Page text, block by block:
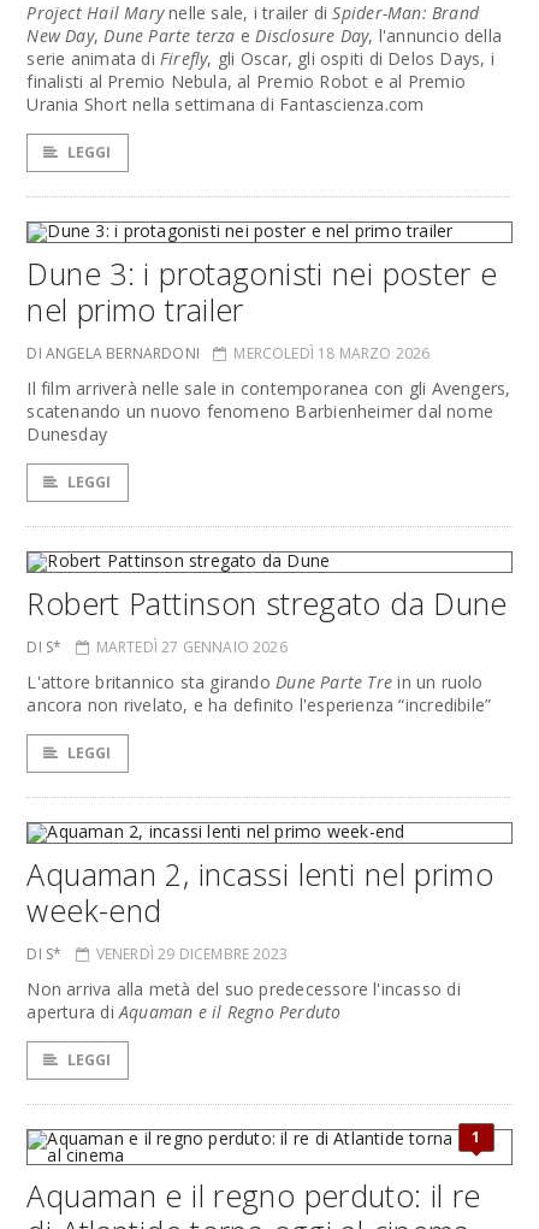
Project Hail Marynelle sale, i trailer diSpider-Man: Brand
New Day,Dune Parte terza eDisclosure Day, l'annuncio della
serie animata di Firefly, gli Oscar, gli ospiti di Delos Days, i
finalisti al Premio Nebula, al Premio Robot e al Premio
Urania Short nella settimana di Fantascienza.com
LEGGI
Dune 3: i protagonisti nei poster e
nel primo trailer
DI ANGELA BERNARDONI MERCOLEDÌ 18 MARZO 2026
Il film arriverà nelle sale in contemporanea con gli Avengers,
scatenando un nuovo fenomeno Barbienheimer dal nome
Dunesday
LEGGI
Robert Pattinson stregato da Dune
DI S* MARTEDÌ 27 GENNAIO 2026
L'attore britannico sta girandoDune Parte Tre in un ruolo
ancora non rivelato, e ha definito l'esperienza “incredibile”
LEGGI
Aquaman 2, incassi lenti nel primo
week-end
DI S* VENERDÌ 29 DICEMBRE 2023
Non arriva alla metà del suo predecessore l'incasso di
apertura diAquaman e il Regno Perduto
LEGGI
1
Aquaman e il regno perduto: il re